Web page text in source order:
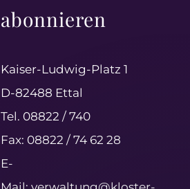
abonnieren
Kaiser-Ludwig-Platz 1
D-82488 Ettal
Tel. 08822 / 740
Fax: 08822 / 74 62 28
E-